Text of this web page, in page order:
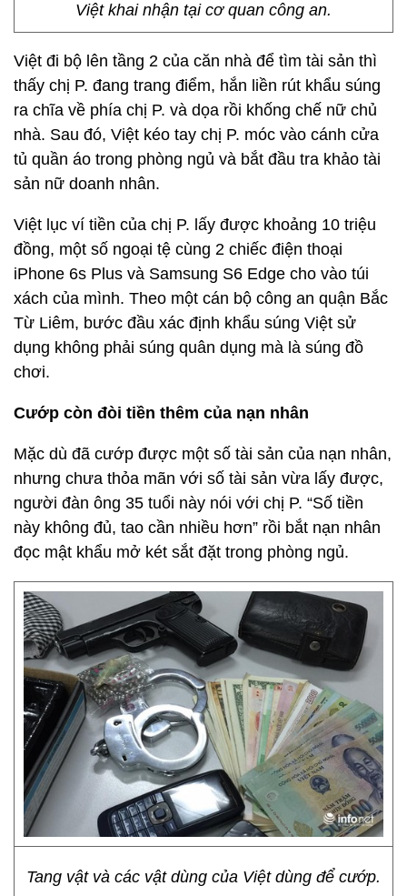
Việt khai nhận tại cơ quan công an.
Việt đi bộ lên tầng 2 của căn nhà để tìm tài sản thì
thấy chị P. đang trang điểm, hắn liền rút khẩu súng
ra chĩa về phía chị P. và dọa rồi khống chế nữ chủ
nhà. Sau đó, Việt kéo tay chị P. móc vào cánh cửa
tủ quần áo trong phòng ngủ và bắt đầu tra khảo tài
sản nữ doanh nhân.
Việt lục ví tiền của chị P. lấy được khoảng 10 triệu
đồng, một số ngoại tệ cùng 2 chiếc điện thoại
iPhone 6s Plus và Samsung S6 Edge cho vào túi
xách của mình. Theo một cán bộ công an quận Bắc
Từ Liêm, bước đầu xác định khẩu súng Việt sử
dụng không phải súng quân dụng mà là súng đồ
chơi.
Cướp còn đòi tiền thêm của nạn nhân
Mặc dù đã cướp được một số tài sản của nạn nhân,
nhưng chưa thỏa mãn với số tài sản vừa lấy được,
người đàn ông 35 tuổi này nói với chị P. “Số tiền
này không đủ, tao cần nhiều hơn” rồi bắt nạn nhân
đọc mật khẩu mở két sắt đặt trong phòng ngủ.
Tang vật và các vật dùng của Việt dùng để cướp.